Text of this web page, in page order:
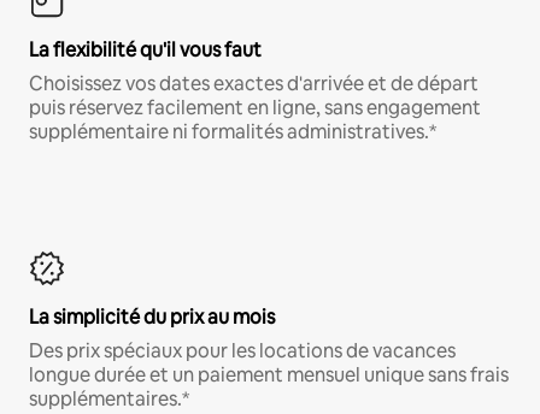
La flexibilité qu'il vous faut
Choisissez vos dates exactes d'arrivée et de départ
puis réservez facilement en ligne, sans engagement
supplémentaire ni formalités administratives.*
La simplicité du prix au mois
Des prix spéciaux pour les locations de vacances
longue durée et un paiement mensuel unique sans frais
supplémentaires.*